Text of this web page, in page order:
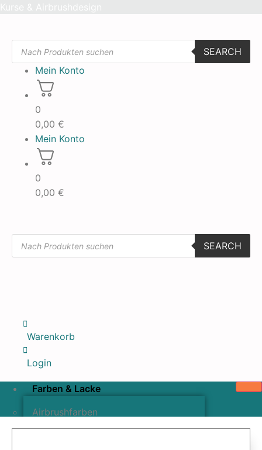
Products
search
SEARCH
Mein Konto
0
0,00 €
Mein Konto
0
0,00 €
Products
search
SEARCH
Warenkorb
Login
Farben & Lacke
Airbrushfarben
Pinselfarben & Farbsätze